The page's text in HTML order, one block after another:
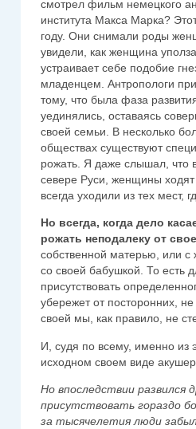
смотрел фильм немецкого
института Макса Марка?
году. Они снимали роды
увидели, как женщина
устраивает себе подобие
младенцем. Антропологи
тому, что была фаза
уединялись, оставаясь
своей семьи. В несколько
обществах существуют
рожать. Я даже слышал, что
севере Руси, женщины
всегда уходили из тех мест,
Но всегда, когда дело
рожать неподалеку от
собственной матерью, или
со своей бабушкой. То есть
присутствовать
убережет от посторонних,
своей мы, как правило, не
И, судя по всему, именно из
исходном своем виде
Но впоследствии развился
присутствовать гораздо
за тысячелетия люди